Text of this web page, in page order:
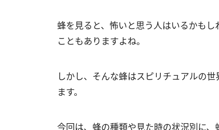
蜂を見ると、怖いと思う人はいるかも
こともありますよね。
しかし、そんな蜂はスピリチュアルの
ます。
今回は、蜂の種類や見た時の状況別に